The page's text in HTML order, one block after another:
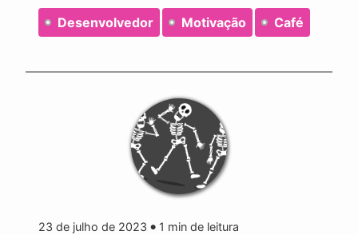
Desenvolvedor
Motivação Café
23 de julho de 2023 ● 1 min de leitura